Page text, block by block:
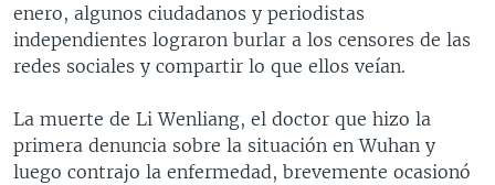
enero, algunos ciudadanos y periodistas
independientes lograron burlar a los censores de las
redes sociales y compartir lo que ellos veían.
La muerte de Li Wenliang, el doctor que hizo la
primera denuncia sobre la situación en Wuhan y
luego contrajo la enfermedad, brevemente ocasionó